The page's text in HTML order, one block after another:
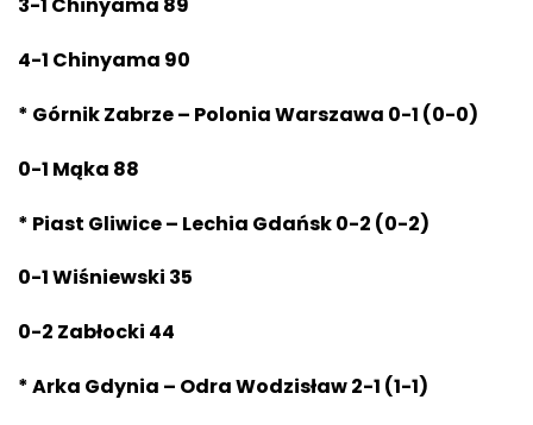
3-1 Chinyama 89
4-1 Chinyama 90
* Górnik Zabrze – Polonia Warszawa 0-1 (0-0)
0-1 Mąka 88
* Piast Gliwice – Lechia Gdańsk 0-2 (0-2)
0-1 Wiśniewski 35
0-2 Zabłocki 44
* Arka Gdynia – Odra Wodzisław 2-1 (1-1)